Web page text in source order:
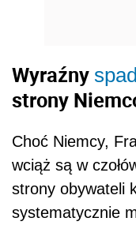
Wyraźny
strony
Choć Niemcy,
wciąż są w
strony obywateli
systematycznie